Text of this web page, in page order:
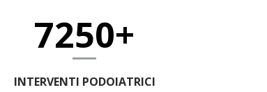
7250+
INTERVENTI PODOIATRICI